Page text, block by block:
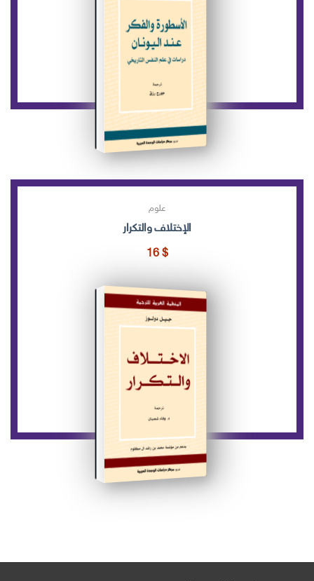
علوم
الإختلاف والتكرار
16 $